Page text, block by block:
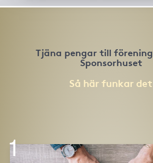
Tjäna pengar till
Sponsorhuset
Så här funkar det
1